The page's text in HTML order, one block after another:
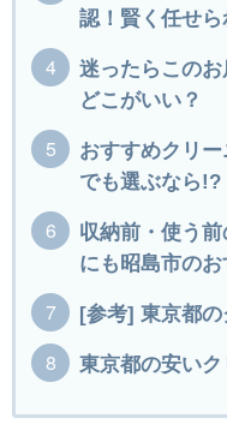
認！賢く任せら
迷ったらこの
どこがいい？
おすすめクリ
でも選ぶなら!?
収納前・使う
にも昭島市の
[参考] 東京都の
東京都の安い